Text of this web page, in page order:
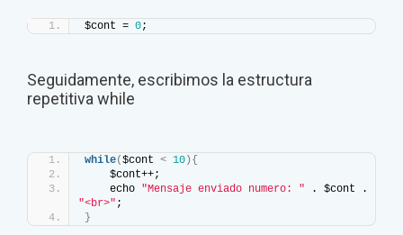
$cont = 0;
Seguidamente, escribimos la estructura
repetitiva while
while($cont < 10){
    $cont++;
    echo
"Mensaje enviado numero: "
"<br>" ;
}